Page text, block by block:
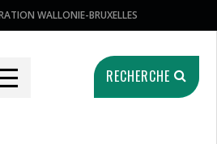
WALLONIE-BRUXELLES
RECHERCHE